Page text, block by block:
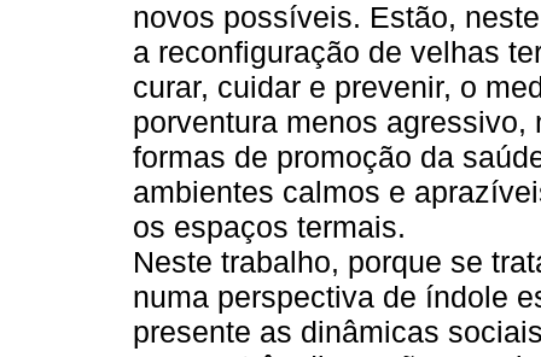
novos possíveis. Estão,
a reconfiguração de velhas
curar, cuidar e prevenir, o
porventura menos
formas de promoção da
ambientes calmos e
os espaços termais.
Neste trabalho, porque se
numa perspectiva de índole
presente as dinâmicas